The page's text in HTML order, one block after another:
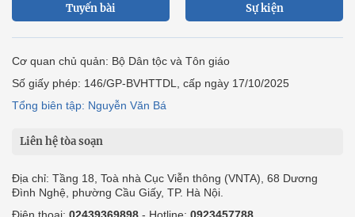
Tuyến bài Sự kiện
Cơ quan chủ quản: Bộ Dân tộc và Tôn giáo
Số giấy phép: 146/GP-BVHTTDL, cấp ngày 17/10/2025
Tổng biên tập: Nguyễn Văn Bá
Liên hệ tòa soạn
Địa chỉ: Tầng 18, Toà nhà Cục Viễn thông (VNTA), 68 Dương
Đình Nghệ, phường Cầu Giấy, TP. Hà Nội.